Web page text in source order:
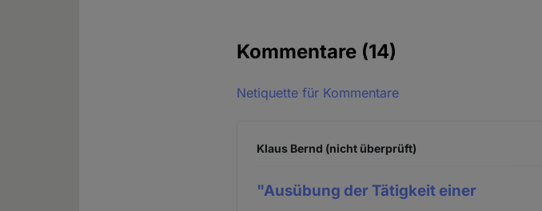
Kommentare (14)
Netiquette für Kommentare
Klaus Bernd (nicht überprüft)
"Ausübung der Tätigkeit einer